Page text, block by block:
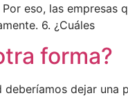
eso, las empresas
6. ¿Cuáles
forma?
dejar una